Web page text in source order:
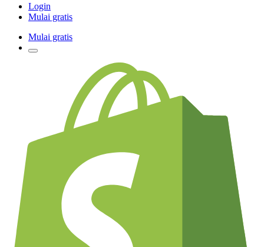
Login
Mulai gratis
Mulai gratis